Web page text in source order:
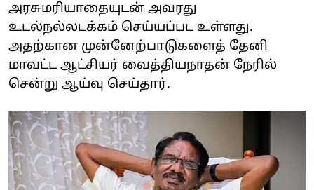
அரசுமரியாதையுடன் அவரது
உடல்நல்லடக்கம் செய்யப்பட உள்ளது.
அதற்கான முன்னேற்பாடுகளைத் தேனி
மாவட்ட ஆட்சியர் வைத்தியநாதன் நேரில்
சென்று ஆய்வு செய்தார்.